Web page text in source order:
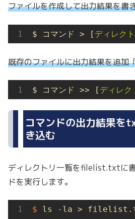
ファイルを作成して出力結果を書
$ コマンド > [ ディレク
既存のファイルに出力結果を追加
$ コマンド >> [ ディレク
コマンドの出力結果を
き込む
ディレクトリ一覧をfilelist.txtに
ドを実行します。
$ ls -la >